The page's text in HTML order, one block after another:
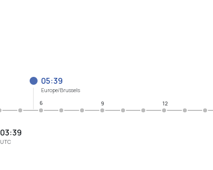
03:39
UTC
05:39
Europe/Brussels
6 9 12